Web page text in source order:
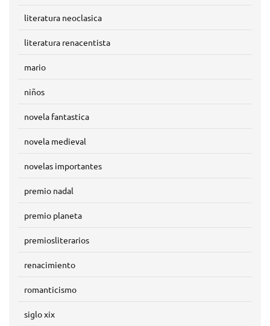
literatura neoclasica
literatura renacentista
mario
niños
novela fantastica
novela medieval
novelas importantes
premio nadal
premio planeta
premiosliterarios
renacimiento
romanticismo
siglo xix